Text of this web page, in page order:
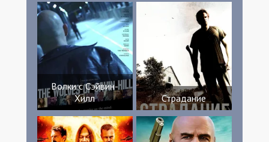
Волки с Сэйвин-
Хилл
Страдание